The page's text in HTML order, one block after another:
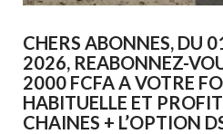
CHERS ABONNES, DU
2026, REABONNEZ-
2000 FCFA A VOTRE
HABITUELLE ET
CHAINES + L’OPTION